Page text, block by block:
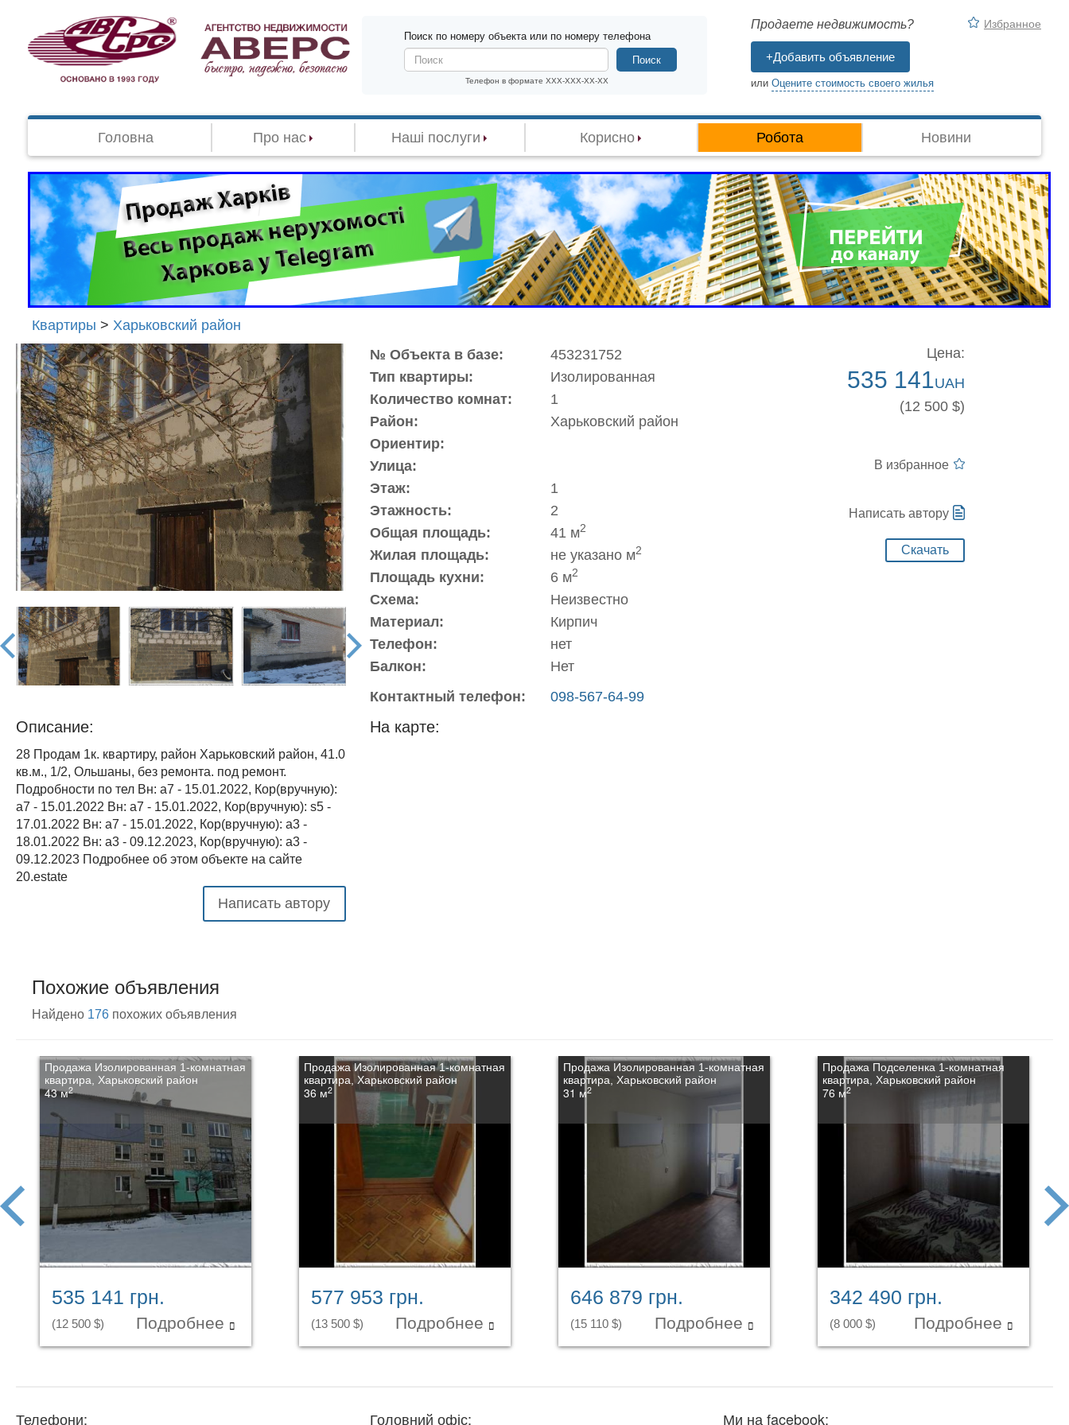
Поиск по номеру объекта или по номеру телефона
Телефон в формате XXX-XXX-XX-XX
Поиск
Продаете недвижимость?
+Добавить объявление
или Оцените стоимость своего жилья
Избранное
Головна Про нас Наші послуги Корисно Робота Новини
Квартиры > Харьковский район
Агенство
недвижимости
"Аверс"
prev
next
№ Объекта в базе:
453231752
Тип квартиры:
Изолированная
Количество комнат:
1
Район:
Харьковский район
Ориентир:
Улица:
Этаж:
1
Этажность:
2
Общая площадь:
41 м2
Жилая площадь: не указано м2
Площадь кухни: 6 м2
Схема:
Неизвестно
Материал:
Кирпич
Телефон:
нет
Балкон:
Нет
Контактный телефон:
098-567-64-99
Цена:
535 141UAH
(12 500 $)
В избранное
Написать автору
Скачать
Описание:
28 Продам 1к. квартиру, район Харьковский район, 41.0
кв.м., 1/2, Ольшаны, без ремонта. под ремонт.
Подробности по тел Вн: a7 - 15.01.2022, Кор(вручную):
a7 - 15.01.2022 Вн: a7 - 15.01.2022, Кор(вручную): s5 -
17.01.2022 Вн: a7 - 15.01.2022, Кор(вручную): a3 -
18.01.2022 Вн: a3 - 09.12.2023, Кор(вручную): a3 -
09.12.2023 Подробнее об этом объекте на сайте
20.estate
Написать автору
На карте:
Похожие объявления
Найдено 176 похожих объявления
Продажа Изолированная 1-комнатная
квартира, Харьковский район
43 м2
535 141 грн.
(12 500 $) Подробнее
Продажа Изолированная 1-комнатная
квартира, Харьковский район
36 м2
577 953 грн.
(13 500 $) Подробнее
Продажа Изолированная 1-комнатная
квартира, Харьковский район
31 м2
646 879 грн.
(15 110 $) Подробнее
Продажа Подселенка 1-комнатная
квартира, Харьковский район
76 м2
342 490 грн.
(8 000 $) Подробнее
prev
next
Телефони: Головний офіс: Ми на facebook: